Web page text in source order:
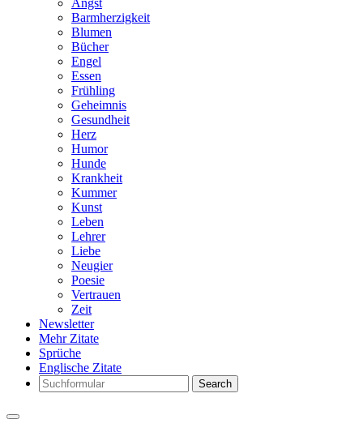
Angst
Barmherzigkeit
Blumen
Bücher
Engel
Essen
Frühling
Geheimnis
Gesundheit
Herz
Humor
Hunde
Krankheit
Kummer
Kunst
Leben
Lehrer
Liebe
Neugier
Poesie
Vertrauen
Zeit
Newsletter
Mehr Zitate
Sprüche
Englische Zitate
Search